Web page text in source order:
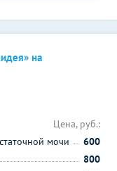
на
Цена, руб.:
мочи
600
800